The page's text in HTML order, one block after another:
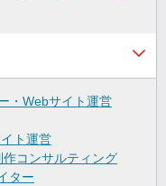
・Webサイト運営
ト運営
コンサルティング
ター